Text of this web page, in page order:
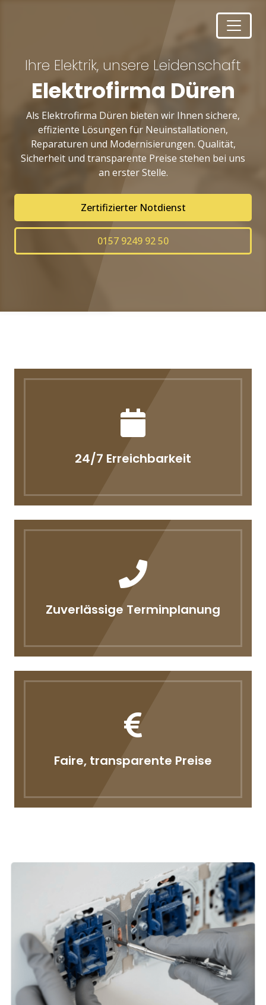
Ihre Elektrik, unsere Leidenschaft
Elektrofirma Düren
Als Elektrofirma Düren bieten wir Ihnen sichere,
effiziente Lösungen für Neuinstallationen,
Reparaturen und Modernisierungen. Qualität,
Sicherheit und transparente Preise stehen bei uns
an erster Stelle.
Zertifizierter Notdienst
0157 9249 92 50
24/7 Erreichbarkeit
Zuverlässige Terminplanung
Faire, transparente Preise